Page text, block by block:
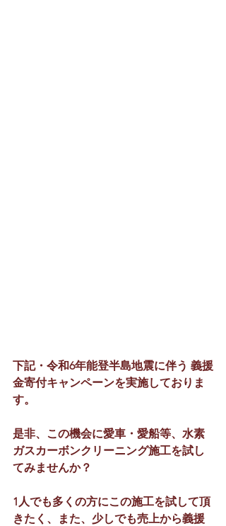
下記・令和6年能登半島地震に伴う 義援
金寄付キャンペーンを実施しておりま
す。
是非、この機会に愛車・愛船等、水素
ガスカーボンクリーニング施工を試し
てみませんか？
1人でも多くの方にこの施工を試して頂
きたく、また、少しでも売上から義援